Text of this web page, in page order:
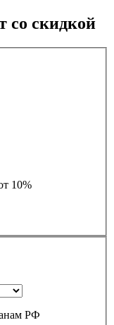
со скидкой
10%
РФ